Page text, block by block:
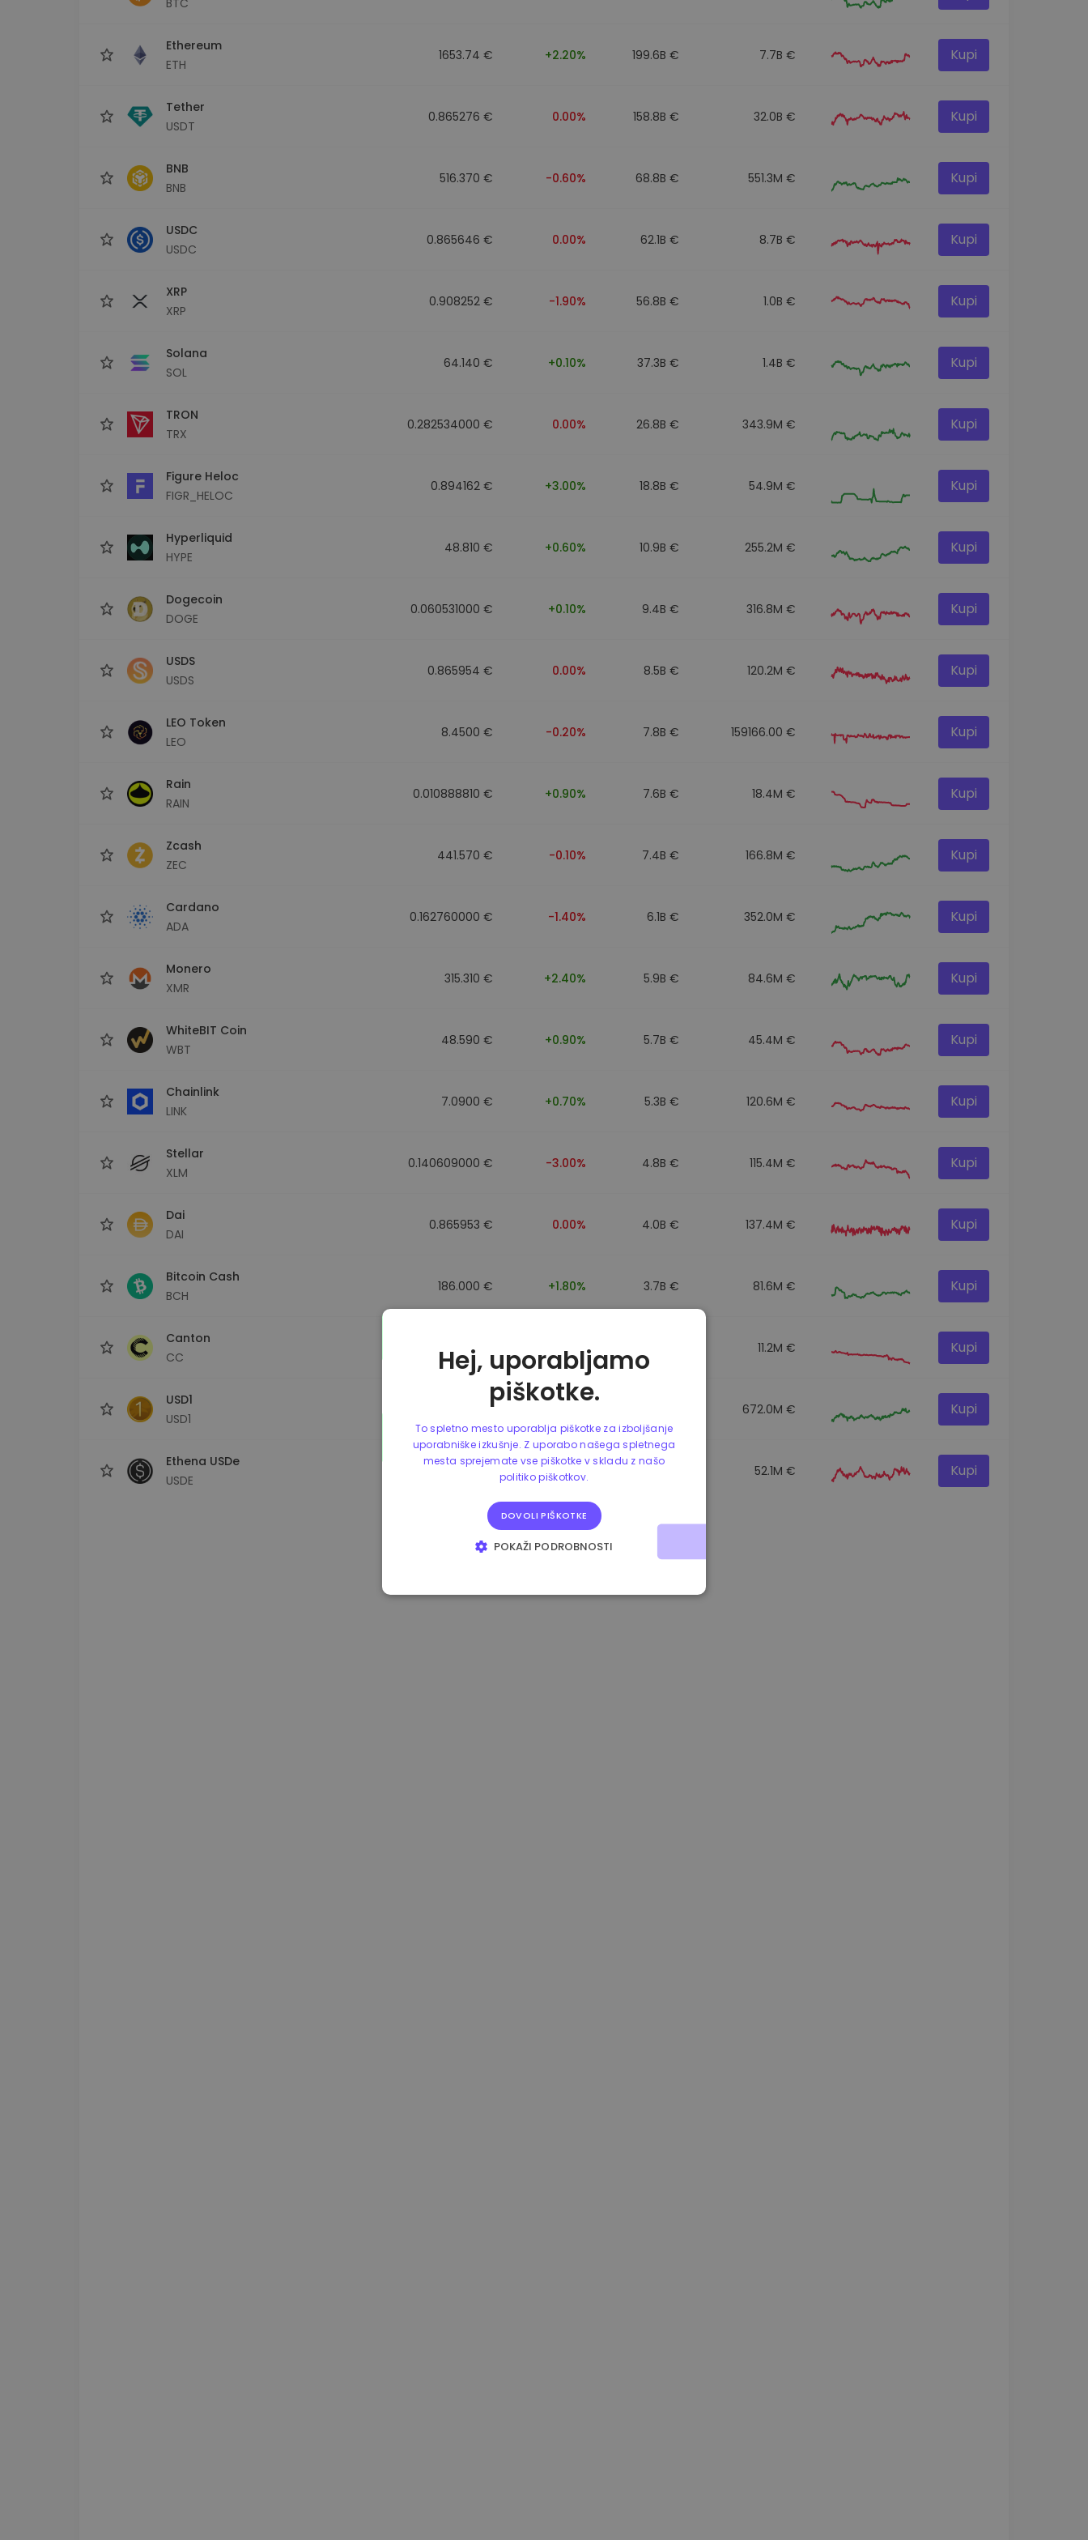
Ethereum
ETH
1653.74 € +2.20% 199.6B € 7.7B € Kupi
Tether
USDT
0.865276 € 0.00% 158.8B € 32.0B € Kupi
BNB
BNB
516.370 € -0.60% 68.8B € 551.3M € Kupi
USDC
USDC
0.865646 € 0.00% 62.1B € 8.7B € Kupi
XRP
XRP
0.908252 € -1.90% 56.8B € 1.0B € Kupi
Solana
SOL
64.140 € +0.10% 37.3B € 1.4B € Kupi
TRON
TRX
0.282534000 € 0.00% 26.8B € 343.9M € Kupi
Figure Heloc
FIGR_HELOC
0.894162 € +3.00% 18.8B € 54.9M € Kupi
Hyperliquid
HYPE
48.810 € +0.60% 10.9B € 255.2M € Kupi
Dogecoin
DOGE
0.060531000 € +0.10% 9.4B € 316.8M € Kupi
USDS
USDS
0.865954 € 0.00% 8.5B € 120.2M € Kupi
LEO Token
LEO
8.4500 € -0.20% 7.8B € 159166.00 € Kupi
Rain
RAIN
0.010888810 € +0.90% 7.6B € 18.4M € Kupi
Zcash
ZEC
441.570 € -0.10% 7.4B € 166.8M € Kupi
Cardano
ADA
0.162760000 € -1.40% 6.1B € 352.0M € Kupi
Monero
XMR
315.310 € +2.40% 5.9B € 84.6M € Kupi
WhiteBIT Coin
WBT
48.590 € +0.90% 5.7B € 45.4M € Kupi
Chainlink
LINK
7.0900 € +0.70% 5.3B € 120.6M € Kupi
Stellar
XLM
0.140609000 € -3.00% 4.8B € 115.4M € Kupi
Dai
DAI
0.865953 € 0.00% 4.0B € 137.4M € Kupi
Bitcoin Cash
BCH
186.000 € +1.80% 3.7B € 81.6M € Kupi
Canton
CC
0.088043000 € -6.40% 11.2M € Kupi
USD1
USD1
0.865623 € 672.0M € Kupi
Ethena USDe
USDE
0.865660 € 0.00% 52.1M € Kupi
Hej, uporabljamo
piškotke.
To spletno mesto uporablja piškotke za izboljšanje
uporabniške izkušnje. Z uporabo našega spletnega
mesta sprejemate vse piškotke v skladu z našo
politiko piškotkov.
DOVOLI PIŠKOTKE
POKAŽI PODROBNOSTI